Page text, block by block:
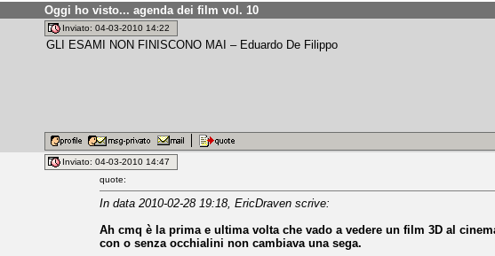
Oggi ho visto... agenda dei film vol. 10
Inviato: 04-03-2010 14:22
GLI ESAMI NON FINISCONO MAI – Eduardo De Filippo
Inviato: 04-03-2010 14:47
quote:
In data 2010-02-28 19:18, EricDraven scrive:
Ah cmq è la prima e ultima volta che vado a vedere un film 3D al
con o senza occhialini non cambiava una sega.